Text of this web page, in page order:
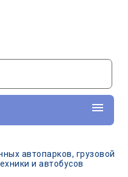
автопарков, грузовой
и автобусов